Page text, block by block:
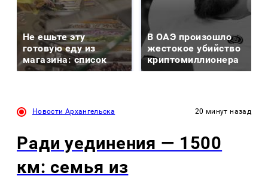
Не ешьте эту
готовую еду из
магазина: список
В ОАЭ произошло
жестокое убийство
криптомиллионера
Новости Архангельска 20 минут назад
Ради уединения — 1500
км: семья из